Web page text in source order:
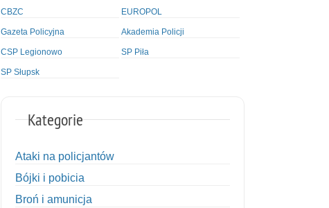
CBZC EUROPOL
Gazeta Policyjna Akademia Policji
CSP Legionowo SP Piła
SP Słupsk
Kategorie
Ataki na policjantów
Bójki i pobicia
Broń i amunicja